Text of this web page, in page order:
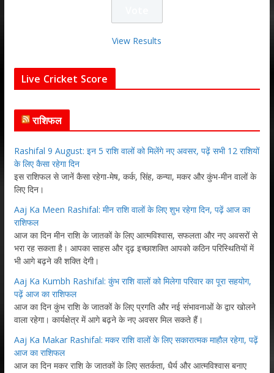
View Results
Live Cricket Score
राशिफल
Rashifal 9 August: इन 5 राशि वालों को मिलेंगे नए अवसर, पढ़ें सभी 12 राशियों
के लिए कैसा रहेगा दिन
इस राशिफल से जानें कैसा रहेगा-मेष, कर्क, सिंह, कन्या, मकर और कुंभ-मीन वालों के
लिए दिन।
Aaj Ka Meen Rashifal: मीन राशि वालों के लिए शुभ रहेगा दिन, पढ़ें आज का
राशिफल
आज का दिन मीन राशि के जातकों के लिए आत्मविश्वास, सफलता और नए अवसरों से
भरा रह सकता है। आपका साहस और दृढ़ इच्छाशक्ति आपको कठिन परिस्थितियों में
भी आगे बढ़ने की शक्ति देगी।
Aaj Ka Kumbh Rashifal: कुंभ राशि वालों को मिलेगा परिवार का पूरा सहयोग,
पढ़ें आज का राशिफल
आज का दिन कुंभ राशि के जातकों के लिए प्रगति और नई संभावनाओं के द्वार खोलने
वाला रहेगा। कार्यक्षेत्र में आगे बढ़ने के नए अवसर मिल सकते हैं।
Aaj Ka Makar Rashifal: मकर राशि वालों के लिए सकारात्मक माहौल रहेगा, पढ़ें
आज का राशिफल
आज का दिन मकर राशि के जातकों के लिए सतर्कता, धैर्य और आत्मविश्वास बनाए